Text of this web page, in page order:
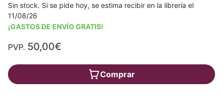
Sin stock. Si se pide hoy, se estima recibir en la librería el
11/08/26
¡GASTOS DE ENVÍO GRATIS!
PVP. 50,00€
Comprar